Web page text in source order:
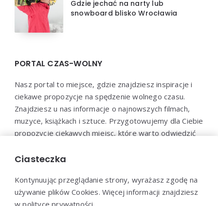
Gdzie jechać na narty lub
snowboard blisko Wrocławia
PORTAL CZAS-WOLNY
Nasz portal to miejsce, gdzie znajdziesz inspiracje i
ciekawe propozycje na spędzenie wolnego czasu.
Znajdziesz u nas informacje o najnowszych filmach,
muzyce, książkach i sztuce. Przygotowujemy dla Ciebie
propozycje ciekawych miejsc, które warto odwiedzić
zrelaksować się. Dołącz do naszej społeczności i
Ciasteczka
Kontynuując przeglądanie strony, wyrażasz zgodę na
używanie plików Cookies. Więcej informacji znajdziesz
wpolityce prywatności